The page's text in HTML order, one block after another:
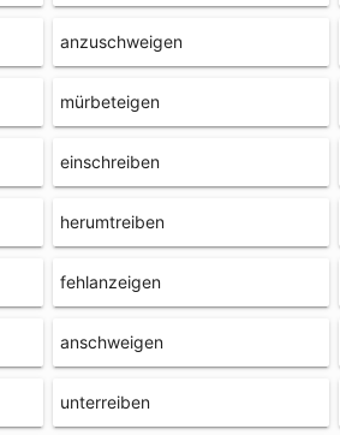
anzuschweigen
mürbeteigen
einschreiben
herumtreiben
fehlanzeigen
anschweigen
unterreiben